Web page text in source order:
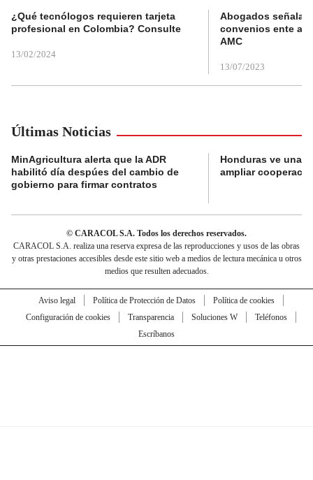
¿Qué tecnólogos requieren tarjeta
profesional en Colombia? Consulte
13/02/2024
Abogados
convenios ente
AMC
13/07/2023
Últimas Noticias
MinAgricultura alerta que la ADR
habilitó día despúes del cambio de
gobierno para firmar contratos
Honduras ve una
ampliar
© CARACOL S.A. Todos los derechos reservados.
CARACOL S.A. realiza una reserva expresa de las reproducciones y usos de las obras
y otras prestaciones accesibles desde este sitio web a medios de lectura mecánica u otros
medios que resulten adecuados.
Aviso legal Política de Protección de Datos
Política de cookies
Configuración de cookies
Transparencia Soluciones W
Teléfonos
Escríbanos